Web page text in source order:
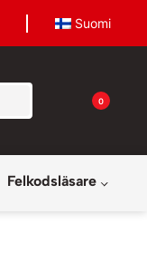
Suomi
0
Felkodsläsare